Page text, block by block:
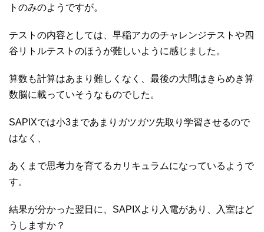
トのみのようですが。
テストの内容としては、早稲アカのチャレンジテストや四
谷リトルテストのほうが難しいように感じました。
算数も計算はあまり難しくなく、最後の大問はきらめき算
数脳に載っていそうなものでした。
SAPIXでは小3まであまりガツガツ先取り学習させるので
はなく、
あくまで思考力を育てるカリキュラムになっているようで
す。
結果が分かった翌日に、SAPIXより入電があり、入室はど
うしますか？